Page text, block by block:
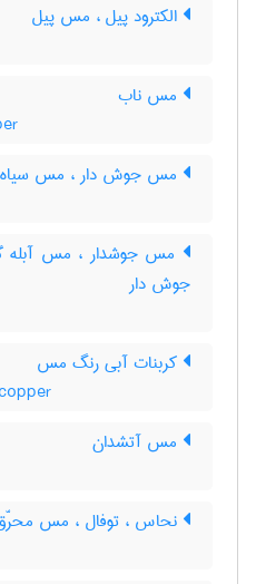
الکترود پیل ، مس پیل
مس ناب
مس جوش دار ، مس سیاه
مس جوشدار ، مس
جوش دار
کربنات آبی رنگ مس
مس آتشدان
نحاس ، توفال ، مس